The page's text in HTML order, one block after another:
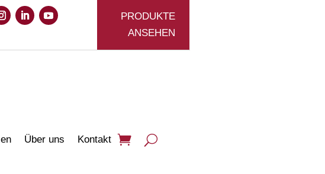
PRODUKTE
ANSEHEN
Über uns Kontakt